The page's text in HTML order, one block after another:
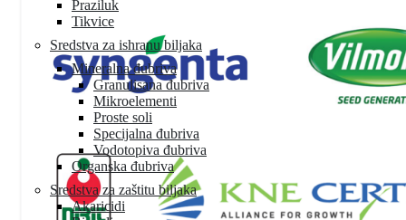
Praziluk
Tikvice
Sredstva za ishranu biljaka
Mineralna đubriva
Granulisana đubriva
Mikroelementi
Proste soli
Specijalna đubriva
Vodotopiva đubriva
Organska đubriva
Sredstva za zaštitu biljaka
Akaricidi